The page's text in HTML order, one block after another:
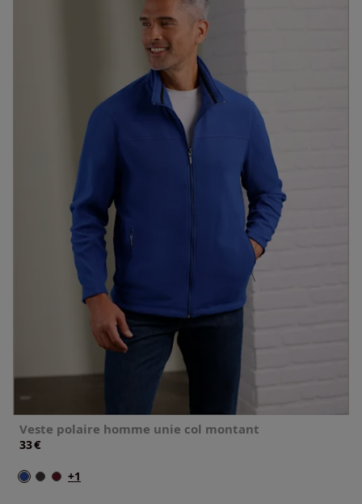
Veste polaire homme unie col montant
33€
+1